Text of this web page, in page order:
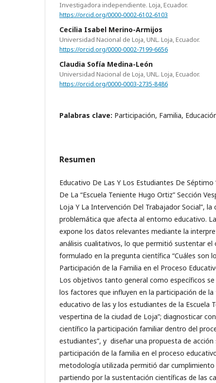
Investigadora independiente. Loja, Ecuador.
https://orcid.org/0000-0002-6102-6103
Cecilia Isabel Merino-Armijos
Universidad Nacional de Loja, UNL. Loja, Ecuador.
https://orcid.org/0000-0002-7199-6656
Claudia Sofía Medina-León
Universidad Nacional de Loja, UNL. Loja, Ecuador.
https://orcid.org/0000-0003-2735-8486
Palabras clave: Participación, Familia,
Resumen
Educativo De Las Y Los Estudiantes De Séptimo
De La “Escuela Teniente Hugo Ortiz” Sección
Loja Y La Intervención Del Trabajador Social”, la
problemática que afecta al entorno educativo.
expone los datos relevantes mediante la
análisis cualitativos, lo que permitió sustentar
formulado en la pregunta científica “Cuáles son
Participación de la Familia en el Proceso
Los objetivos tanto general como específicos se
los factores que influyen en la participación de
educativo de las y los estudiantes de la Escuela
vespertina de la ciudad de Loja”; diagnosticar
científico la participación familiar dentro del
estudiantes”, y diseñar una propuesta de
participación de la familia en el proceso
metodología utilizada permitió dar
partiendo por la sustentación científicas de las